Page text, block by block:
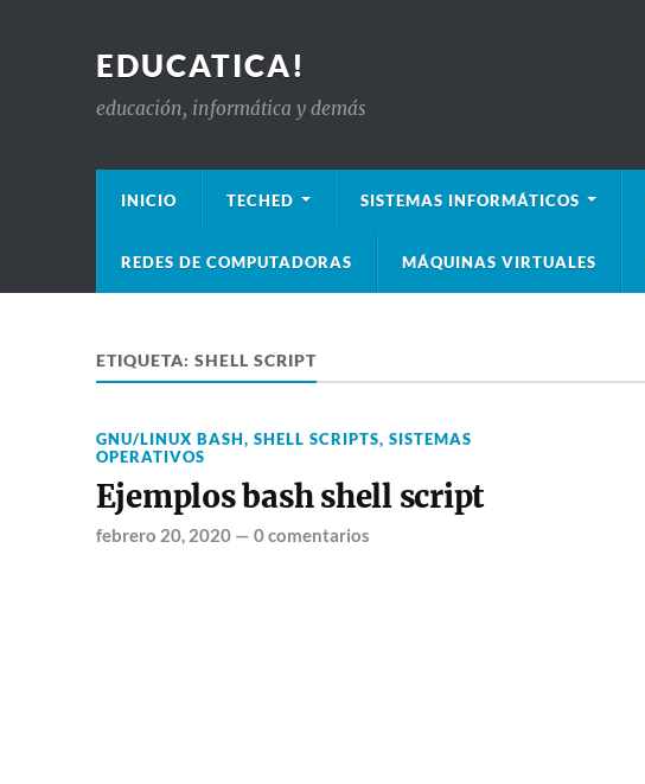
EDUCATICA!
educación, informática y demás
INICIO TECHED SISTEMAS INFORMÁTICOS
REDES DE COMPUTADORAS MÁQUINAS VIRTUALES
ETIQUETA: SHELL SCRIPT
GNU/LINUX BASH, SHELL SCRIPTS, SISTEMAS
OPERATIVOS
Ejemplos bash shell script
febrero 20, 2020— 0 comentarios